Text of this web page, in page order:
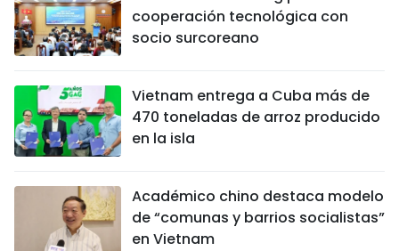
cooperación tecnológica con
socio surcoreano
Vietnam entrega a Cuba más de
470 toneladas de arroz producido
en la isla
Académico chino destaca modelo
de “comunas y barrios socialistas”
en Vietnam